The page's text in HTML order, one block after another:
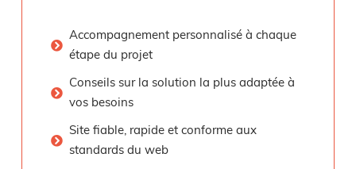
Accompagnement personnalisé à chaque
étape du projet
Conseils sur la solution la plus adaptée à
vos besoins
Site fiable, rapide et conforme aux
standards du web